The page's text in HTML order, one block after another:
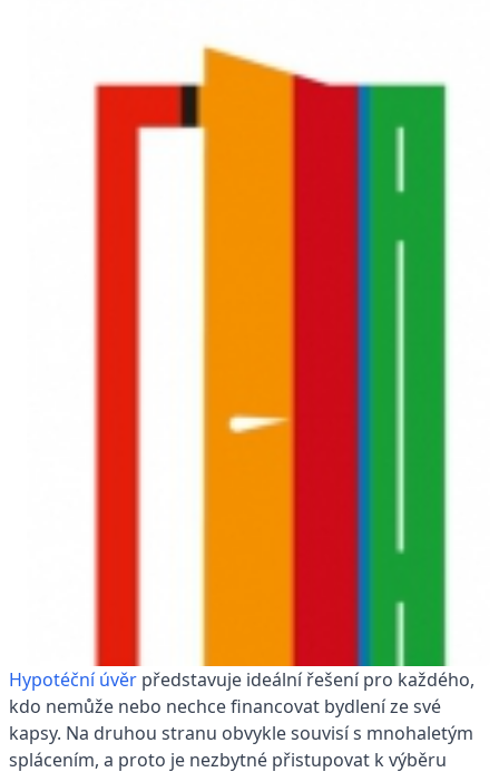
Hypotéční úvěr představuje ideální řešení pro každého,
kdo nemůže nebo nechce financovat bydlení ze své
kapsy. Na druhou stranu obvykle souvisí s mnohaletým
splácením, a proto je nezbytné přistupovat k výběru